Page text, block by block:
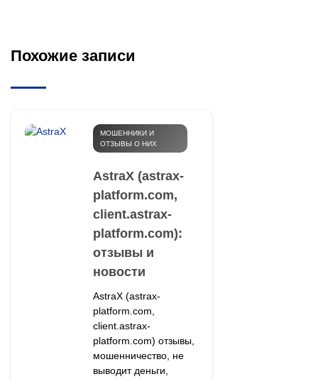
Похожие записи
МОШЕННИКИ И
ОТЗЫВЫ О НИХ
AstraX (astrax-
platform.com,
client.astrax-
platform.com):
отзывы и
новости
AstraX (astrax-
platform.com,
client.astrax-
platform.com) отзывы,
мошенничество, не
выводит деньги,